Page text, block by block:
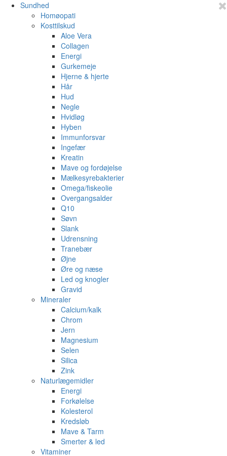
Sundhed
Homøopati
Kosttilskud
Aloe Vera
Collagen
Energi
Gurkemeje
Hjerne & hjerte
Hår
Hud
Negle
Hvidløg
Hyben
Immunforsvar
Ingefær
Kreatin
Mave og fordøjelse
Mælkesyrebakterier
Omega/fiskeolie
Overgangsalder
Q10
Søvn
Slank
Udrensning
Tranebær
Øjne
Øre og næse
Led og knogler
Gravid
Mineraler
Calcium/kalk
Chrom
Jern
Magnesium
Selen
Silica
Zink
Naturlægemidler
Energi
Forkølelse
Kolesterol
Kredsløb
Mave & Tarm
Smerter & led
Vitaminer